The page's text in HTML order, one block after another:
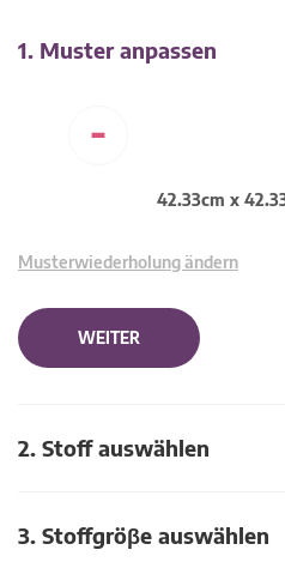
1. Muster anpassen
-
42.33cm x
Musterwiederholung ändern
WEITER
2. Stoff auswählen
3. Stoffgröβe auswählen